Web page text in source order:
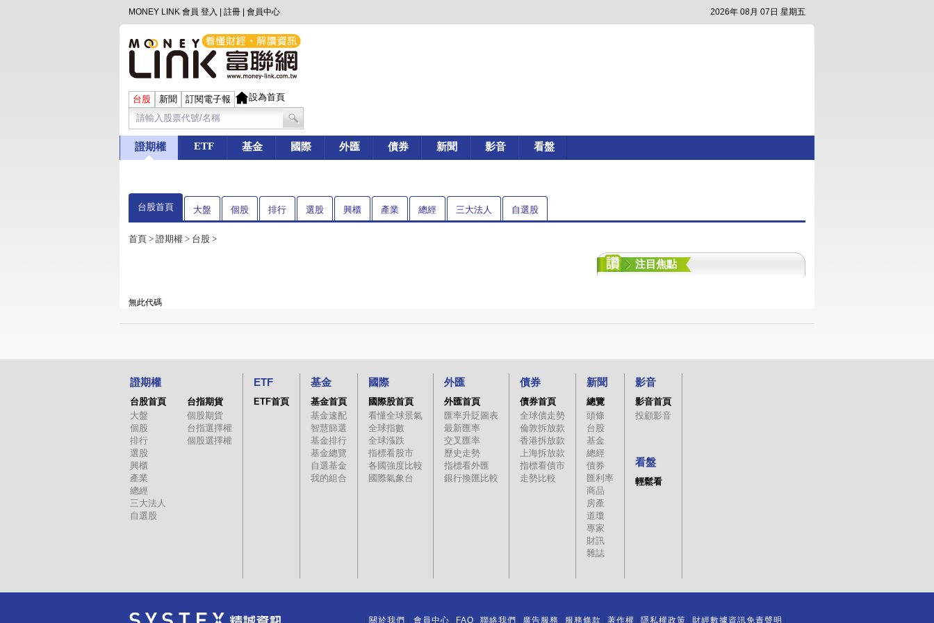
MONEY LINK 會員 登入 註冊 會員中心 2026年 08月 07日 星期五
台股 新聞 訂閱電子報 設為首頁
證期權 ETF 基金 國際 外匯 債券 新聞 影音 看盤
台股首頁 大盤 個股 排行 選股 興櫃 產業 總經 三大法人 自選股
首頁 > 證期權 > 台股 >
注目焦點
無此代碼
證期權
台股首頁
大盤
個股
排行
選股
興櫃
產業
總經
三大法人
自選股
台指期貨
個股期貨
台指選擇權
個股選擇權
ETF
ETF首頁
基金
基金首頁
基金速配
智慧篩選
基金排行
基金總覽
自選基金
我的組合
國際
國際股首頁
看懂全球景氣
全球指數
全球漲跌
指標看股市
各國強度比較
國際氣象台
外匯
外匯首頁
匯率升貶圖表
最新匯率
交叉匯率
歷史走勢
指標看外匯
銀行換匯比較
債券
債券首頁
全球債走勢
倫敦拆放款
香港拆放款
上海拆放款
指標看債市
走勢比較
新聞
總覽
頭條
台股
基金
總經
債券
匯利率
商品
房產
道瓊
專家
財訊
雜誌
影音
影音首頁
投顧影音
看盤
輕鬆看
關於我們 會員中心 FAQ 聯絡我們 廣告服務 服務條款 著作權 隱私權政策 財經數據資訊免責聲明